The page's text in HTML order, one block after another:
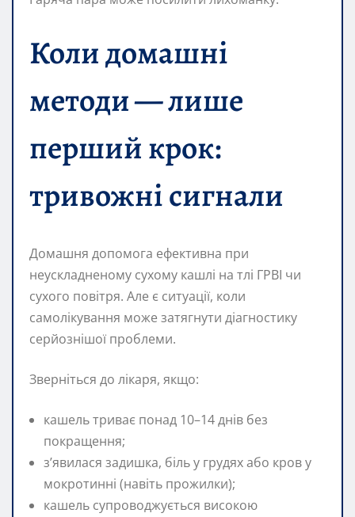
Коли домашні
методи — лише
перший крок:
тривожні сигнали
Домашня допомога ефективна при
неускладненому сухому кашлі на тлі ГРВІ чи
сухого повітря. Але є ситуації, коли
самолікування може затягнути діагностику
серйознішої проблеми.
Зверніться до лікаря, якщо:
кашель триває понад 10–14 днів без
покращення;
з’явилася задишка, біль у грудях або кров у
мокротинні (навіть прожилки);
кашель супроводжується високою